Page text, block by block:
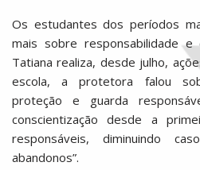
Os estudantes dos períodos
mais sobre responsabilidade e
Tatiana realiza, desde julho,
escola, a protetora
falou
proteção e guarda
conscientização desde a
responsáveis, diminuindo
abandonos”.